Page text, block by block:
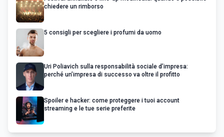
chiedere un rimborso
5 consigli per scegliere i profumi da uomo
Uri Poliavich sulla responsabilità sociale d’impresa:
perché un’impresa di successo va oltre il profitto
Spoiler e hacker: come proteggere i tuoi account
streaming e le tue serie preferite